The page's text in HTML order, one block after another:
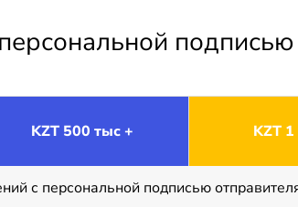
KZT 500 тыс + KZT
с персональной подписью